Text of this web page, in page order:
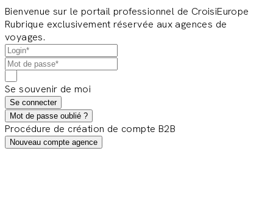
Bienvenue sur le portail professionnel de CroisiEurope
Rubrique exclusivement réservée aux agences de
voyages.
Se souvenir de moi
Se connecter
Mot de passe oublié ?
Procédure de création de compte B2B
Nouveau compte agence